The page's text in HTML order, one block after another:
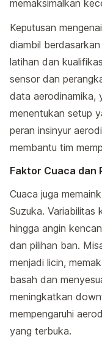
memaksimalkan
Keputusan
diambil
latihan dan
sensor dan
data aerodinamika,
menentukan setup
peran insinyur
membantu tim
Faktor Cuaca dan
Cuaca juga
Suzuka. Variabilitas
hingga angin
dan pilihan ban.
menjadi licin,
basah dan
meningkatkan
mempengaruhi
yang terbuka.